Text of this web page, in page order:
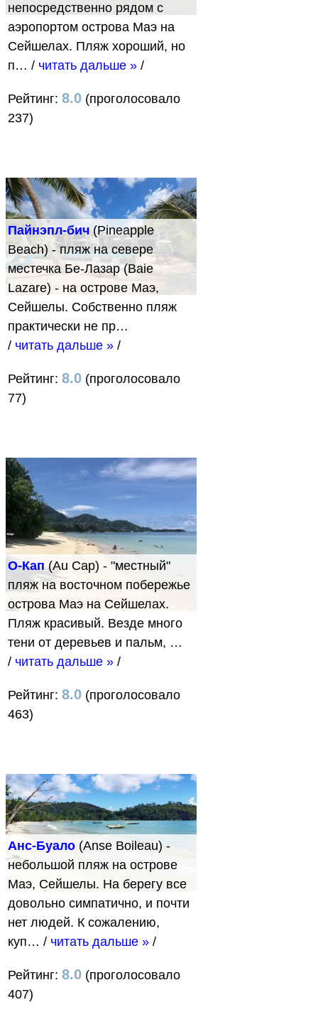
непосредственно рядом с
аэропортом острова Маэ на
Сейшелах. Пляж хороший, но
п… / читать дальше » /
Рейтинг: 8.0 (проголосовало
237)
Пайнэпл-бич(Pineapple
Beach) - пляж на севере
местечка Бе-Лазар (Baie
Lazare) - на острове Маэ,
Сейшелы. Собственно пляж
практически не пр…
/ читать дальше » /
Рейтинг: 8.0 (проголосовало
77)
О-Кап(Au Cap) - "местный"
пляж на восточном побережье
острова Маэ на Сейшелах.
Пляж красивый. Везде много
тени от деревьев и пальм, …
/ читать дальше » /
Рейтинг: 8.0 (проголосовало
463)
Анс-Буало (Anse Boileau) -
небольшой пляж на острове
Маэ, Сейшелы. На берегу все
довольно симпатично, и почти
нет людей. К сожалению,
куп… / читать дальше » /
Рейтинг: 8.0 (проголосовало
407)